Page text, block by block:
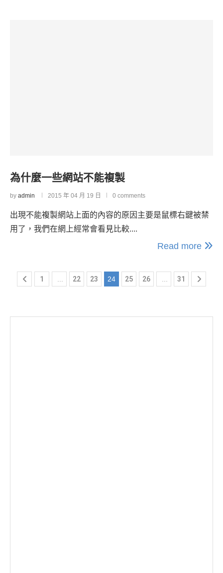
為什麼一些網站不能複製
by admin 2015 年 04 月 19 日 0 comments
出現不能複製網站上面的內容的原因主要是鼠標右鍵被禁
用了，我們在網上經常會看見比較....
Read more
1 22 23 24 25 26 31